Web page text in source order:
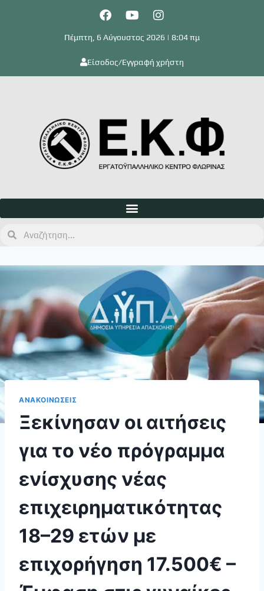
Πέμπτη, 6 Αύγουστος 2026 | 8:04 πμ
Είσοδος/Εγγραφή χρήστη
ΑΝΑΚΟΙΝΩΣΕΙΣ
Ξεκίνησαν οι αιτήσεις
για το νέο πρόγραμμα
ενίσχυσης νέας
επιχειρηματικότητας
18–29 ετών με
επιχορήγηση 17.500€ –